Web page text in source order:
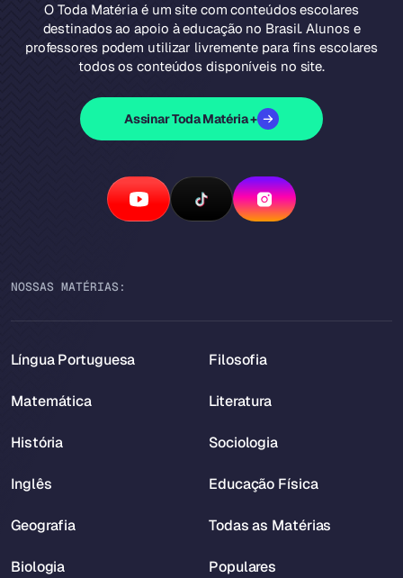
O Toda Matéria é um site com conteúdos escolares
destinados ao apoio à educação no Brasil. Alunos e
professores podem utilizar livremente para fins escolares
todos os conteúdos disponíveis no site.
Assinar Toda Matéria +
NOSSAS MATÉRIAS:
Língua Portuguesa
Matemática
História
Inglês
Geografia
Biologia
Filosofia
Literatura
Sociologia
Educação Física
Todas as Matérias
Populares